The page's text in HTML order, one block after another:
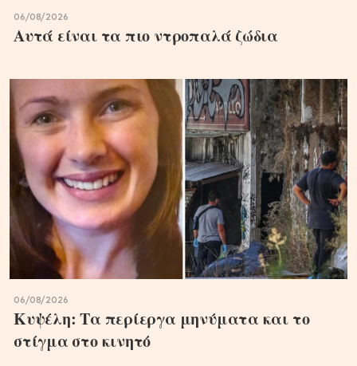
06/08/2026
Αυτά είναι τα πιο ντροπαλά ζώδια
06/08/2026
Κυψέλη: Τα περίεργα μηνύματα και το
στίγμα στο κινητό